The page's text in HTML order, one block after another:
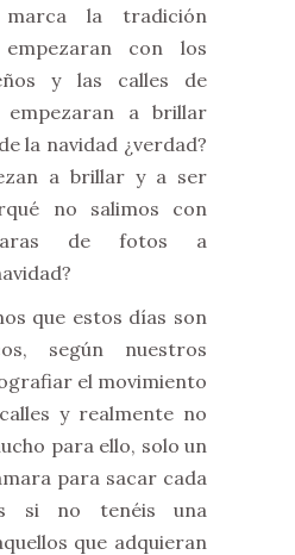
la tradición
empezaran con los
y las calles de
empezaran a brillar
la navidad ¿verdad?
a brillar y a ser
no salimos con
de fotos a
que estos días son
según nuestros
el movimiento
y realmente no
para ello, solo un
para sacar cada
si no tenéis una
que adquieran